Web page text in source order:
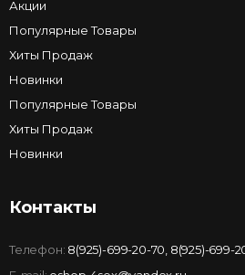
Акции
Популярные Товары
Хиты Продаж
Новинки
Популярные Товары
Хиты Продаж
Новинки
Контакты
Телефон: 8(925)-699-20-70 8(925)-699-